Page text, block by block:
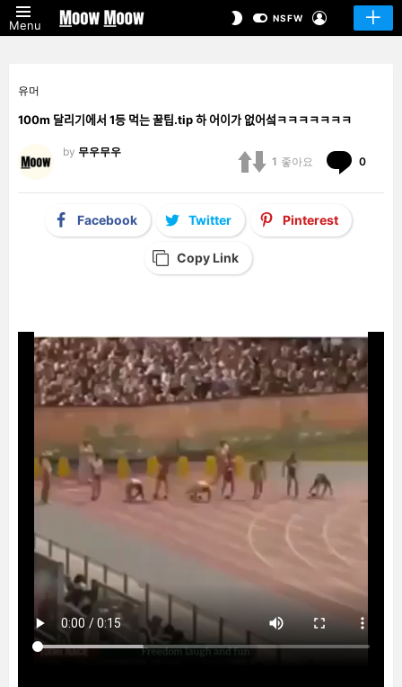
Menu
SWITCHNSFW
유머
100m 달리기에서 1등 먹는 꿀팁.tip 하 어이가 없어섴ㅋㅋㅋㅋㅋㅋㅋ
by 무우무우
1 좋아요 0
Facebook Twitter Pinterest
Copy Link